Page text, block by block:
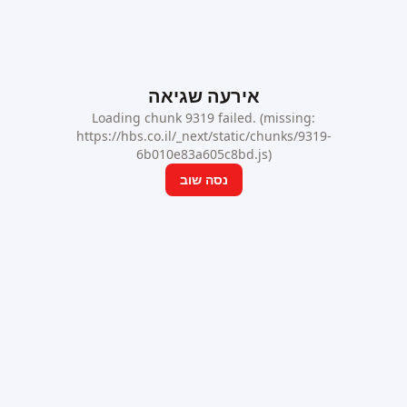
אירעה שגיאה
Loading chunk 9319 failed. (missing:
https://hbs.co.il/_next/static/chunks/9319-
6b010e83a605c8bd.js)